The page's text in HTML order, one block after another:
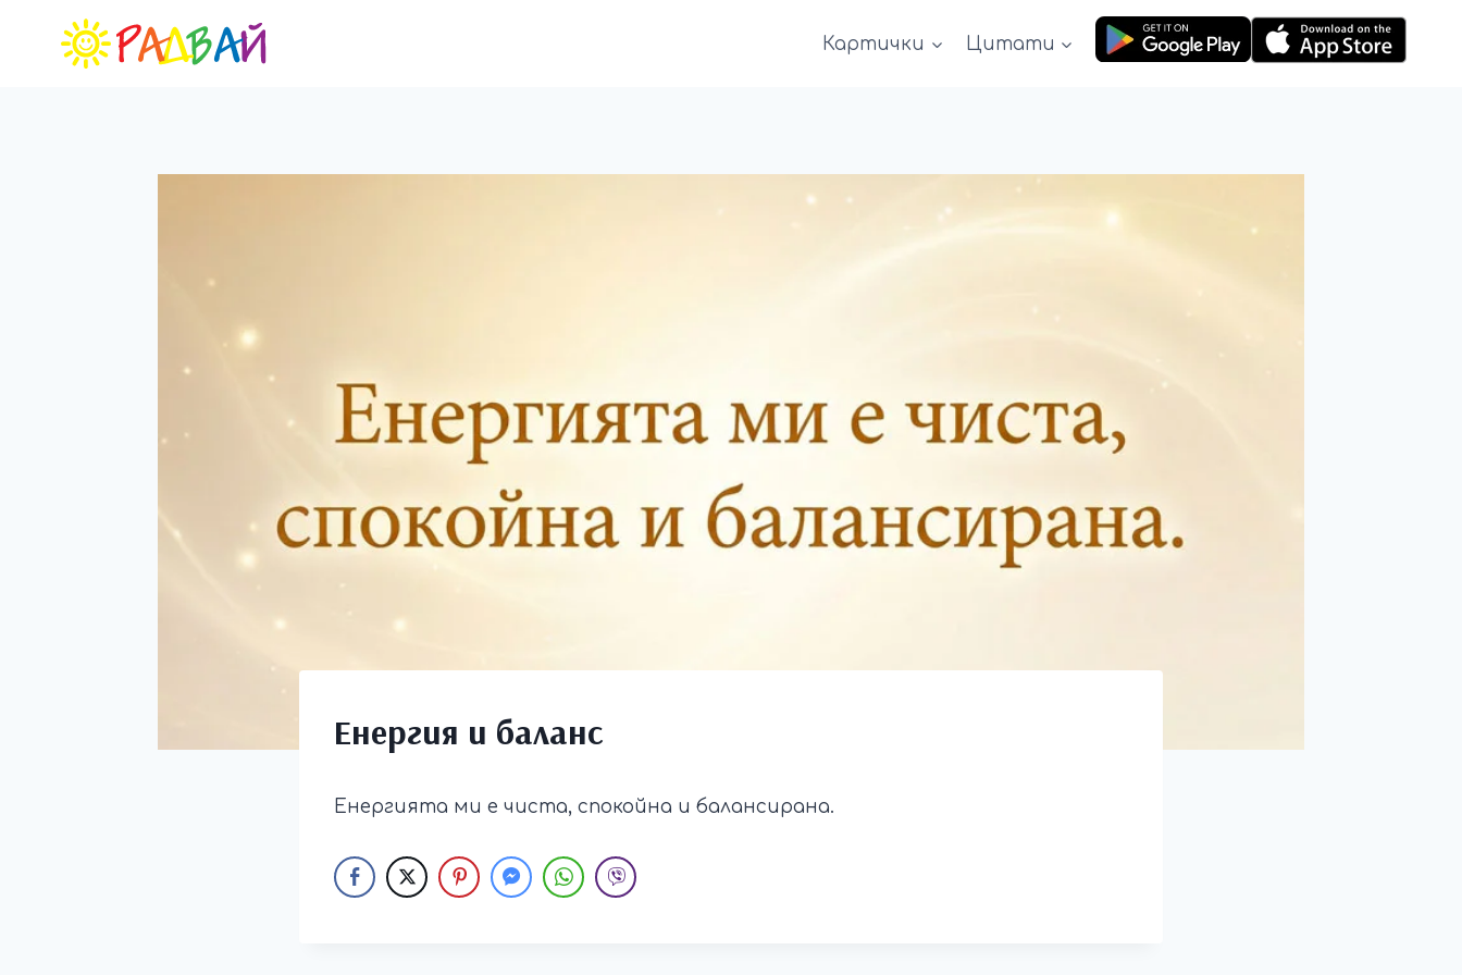
Картички Цитати
Енергия и баланс
Енергията ми е чиста, спокойна и балансирана.